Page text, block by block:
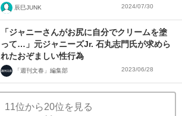
辰巳JUNK 2024/07/30
「ジャニーさんがお尻に自分でクリームを塗
って…」元ジャニーズJr. 石丸志門氏が求めら
れたおぞましい性行為
「週刊文春」編集部 2023/06/28
11位から20位を見る